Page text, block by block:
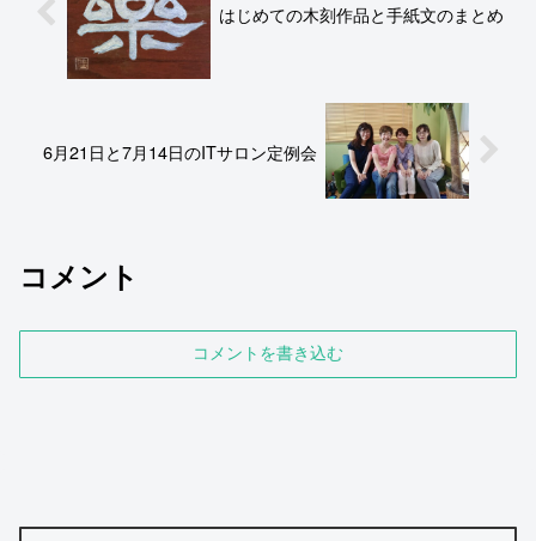
はじめての木刻作品と手紙文のまとめ
6月21日と7月14日のITサロン定例会
コメント
コメントを書き込む